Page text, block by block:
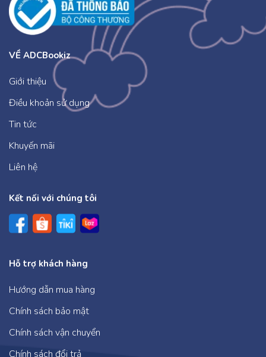
VỀ ADCBookiz
Giới thiệu
Điều khoản sử dụng
Tin tức
Khuyến mãi
Liên hệ
Kết nối với chúng tôi
Hỗ trợ khách hàng
Hướng dẫn mua hàng
Chính sách bảo mật
Chính sách vận chuyển
Chính sách đổi trả